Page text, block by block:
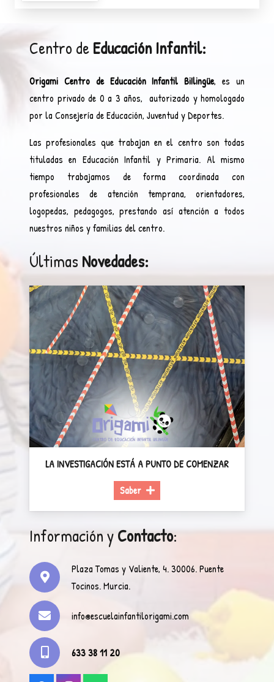
Centro deEducación Infantil:
Origami Centro de Educación Infantil BiIlingüe, es un
centro privado de 0 a 3 años, autorizado y homologado
por la Consejería de Educación, Juventud y Deportes.
Las profesionales que trabajan en el centro son todas
tituladas en Educación Infantil y Primaria. Al mismo
tiempo trabajamos de forma coordinada con
profesionales de atención temprana, orientadores,
logopedas, pedagogos, prestando así atención a todos
nuestros niños y familias del centro.
Últimas Novedades:
LA INVESTIGACIÓN ESTÁ A PUNTO DE COMENZAR
Saber
Información yContacto:
Plaza Tomas y Valiente, 4. 30006. Puente
Tocinos. Murcia.
info@escuelainfantilorigami.com
633 38 11 20